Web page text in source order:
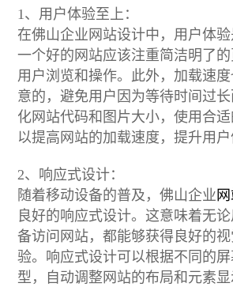
1、用户体验至上：
在佛山企业网站设计中，用户体验
一个好的网站应该注重简洁明了
用户浏览和操作。此外，加载速
意的，避免用户因为等待时间过
化网站代码和图片大小，使用合适
以提高网站的加载速度，提升用户
2、响应式设计：
随着移动设备的普及，佛山企业
良好的响应式设计。这意味着无
备访问网站，都能够获得良好的
验。响应式设计可以根据不同的
型，自动调整网站的布局和元素